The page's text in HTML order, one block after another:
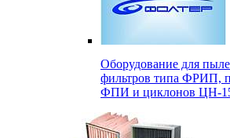
Оборудование для
фильтров типа ФРИП,
ФПИ и циклонов ЦН-